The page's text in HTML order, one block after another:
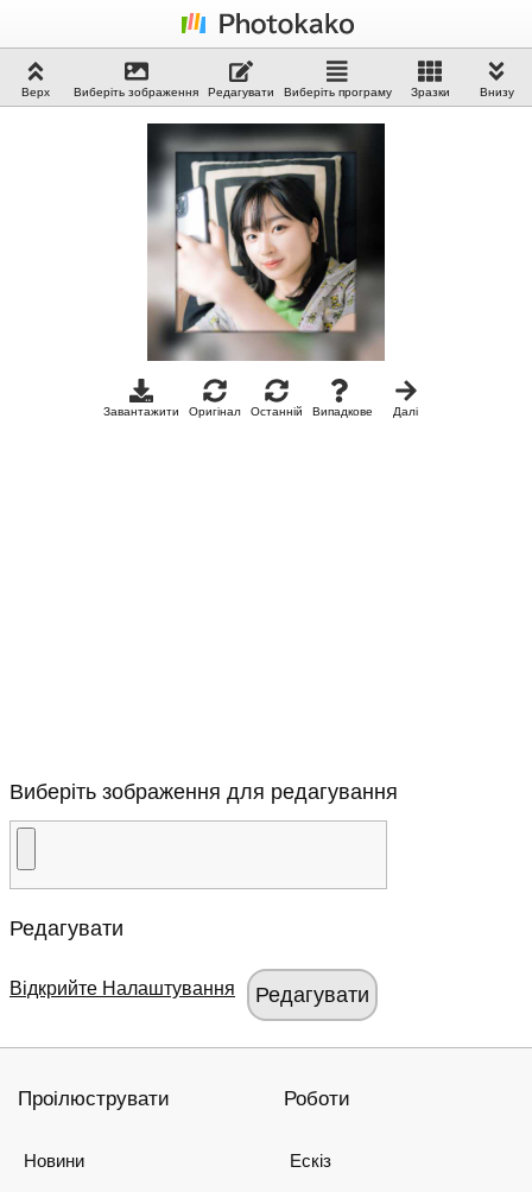
Верх Виберіть зображення Редагувати Виберіть програму Зразки Внизу
Завантажити Оригінал Останній Випадкове Далі
Виберіть зображення для редагування
Редагувати
Відкрийте Налаштування
Проілюструвати
Новини
Роботи
Ескіз